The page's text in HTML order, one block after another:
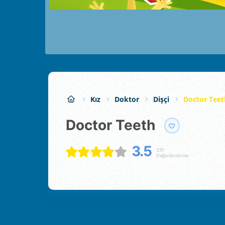
Kız Doktor Dişçi Doctor
Doctor Teeth
3.5
339
Değerlendirme :